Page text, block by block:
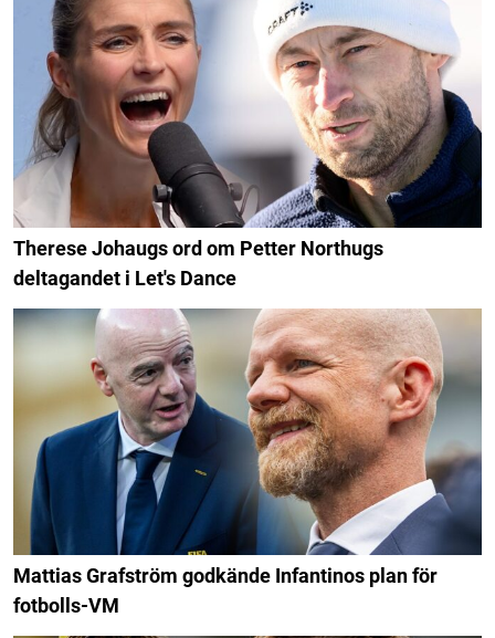
Therese Johaugs ord om Petter Northugs
deltagandet i Let's Dance
Mattias Grafström godkände Infantinos plan för
fotbolls-VM